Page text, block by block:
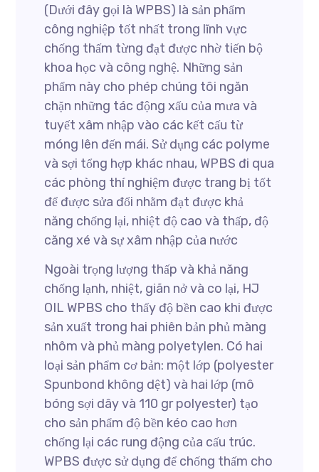
(Dưới đây gọi là WPBS) là sản phẩm
công nghiệp tốt nhất trong lĩnh vực
chống thấm từng đạt được nhờ tiến bộ
khoa học và công nghệ. Những sản
phẩm này cho phép chúng tôi ngăn
chặn những tác động xấu của mưa và
tuyết xâm nhập vào các kết cấu từ
móng lên đến mái. Sử dụng các polyme
và sợi tổng hợp khác nhau, WPBS đi qua
các phòng thí nghiệm được trang bị tốt
để được sửa đổi nhằm đạt được khả
năng chống lại, nhiệt độ cao và thấp, độ
căng xé và sự xâm nhập của nước
Ngoài trọng lượng thấp và khả năng
chống lạnh, nhiệt, giãn nở và co lại, HJ
OIL WPBS cho thấy độ bền cao khi được
sản xuất trong hai phiên bản phủ màng
nhôm và phủ màng polyetylen. Có hai
loại sản phẩm cơ bản: một lớp (polyester
Spunbond không dệt) và hai lớp (mô
bóng sợi dây và 110 gr polyester) tạo
cho sản phẩm độ bền kéo cao hơn
chống lại các rung động của cấu trúc.
WPBS được sử dụng để chống thấm cho